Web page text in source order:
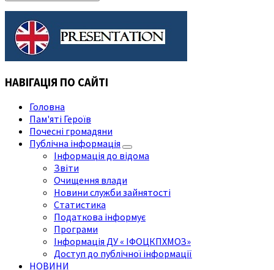
НАВІГАЦІЯ ПО САЙТІ
Головна
Пам'яті Героїв
Почесні громадяни
Публічна інформація
Інформація до відома
Звіти
Очищення влади
Новини служби зайнятості
Статистика
Податкова інформує
Програми
Інформація ДУ « ІФОЦКПХМОЗ»
Доступ до публічної інформації
НОВИНИ